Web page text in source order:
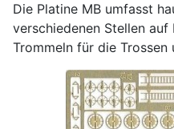
Die Platine MB umfasst
verschiedenen Stellen
Trommeln für die Trossen